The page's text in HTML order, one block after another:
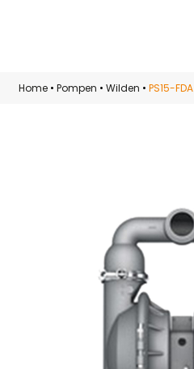
Skip to main content
Home •Pompen •Wilden •PS15-FDA